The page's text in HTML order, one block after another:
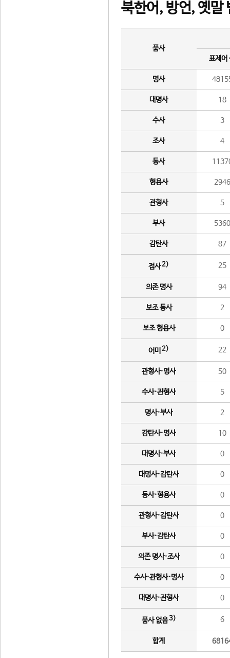
북한어, 방언, 옛말
품사
표제어
명사
대명사 18
수사 3
조사 4
동사
형용사 2946
관형사 5
부사 5360
감탄사 87
접사2) 25
의존 명사 94
보조 동사 2
보조 형용사 0
어미 2) 22
관형사·명사 50
수사·관형사 5
명사·부사 2
감탄사·명사 10
대명사·부사 0
대명사·감탄사 0
동사·형용사 0
관형사·감탄사 0
부사·감탄사 0
의존 명사·조사 0
수사·관형사·명사 0
대명사·관형사 0
품사 없음3) 6
합계